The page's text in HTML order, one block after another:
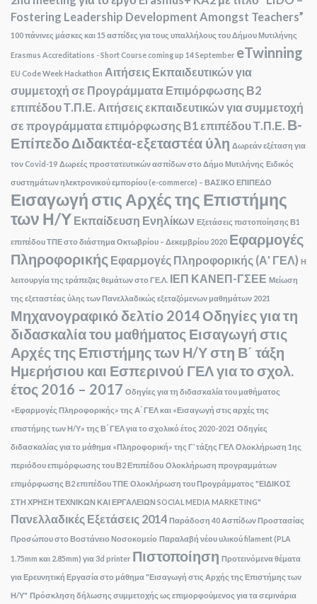
Fostering Leadership Development Amongst Teachers”
100 πάνινες μάσκες και 15 ασπίδες για τους υπαλλήλους του Δήμου Μυτιλήνης
Erasmus Accreditations - Short Course coming up 14 September eTwinning
EU Code Week Hackathon Αιτήσεις Εκπαιδευτικών για
συμμετοχή σε Προγράμματα Επιμόρφωσης Β2
επιπέδου Τ.Π.Ε. Αιτήσεις εκπαιδευτικών για συμμετοχή
σε προγράμματα επιμόρφωσης Β1 επιπέδου Τ.Π.Ε. Β-
ΕπίπεδοΔιδακτέα-εξεταστέα ύλη Δωρεάν εξέταση για
τον Covid-19 Δωρεές προστατευτικών ασπίδων στο Δήμο Μυτιλήνης Ειδικός
συστημάτων ηλεκτρονικού εμπορίου (e-commerce) – ΒΑΣΙΚΟ ΕΠΙΠΕΔΟ
Εισαγωγή στις Αρχές της Επιστήμης
των Η/Υ Εκπαίδευση Ενηλίκων Εξετάσεις πιστοποίησης Β1
επιπέδου ΤΠΕ στο διάστημα Οκτωβρίου – Δεκεμβρίου 2020 Εφαρμογές
Πληροφορικής Εφαρμογές Πληροφορικής (Α' ΓΕΛ) Η
λειτουργία της τράπεζας θεμάτων στο ΓΕ.Λ. ΙΕΠ ΚΑΝΕΠ-ΓΣΕΕ Μείωση
της εξεταστέας ύλης των Πανελλαδικώς εξεταζόμενων μαθημάτων 2021
Μηχανογραφικό δελτίο 2014 Οδηγίες για τη
διδασκαλία του μαθήματος Εισαγωγή στις
Αρχές της Επιστήμης των Η/Υ στη Β΄ τάξη
Ημερήσιου και Εσπερινού ΓΕΛ για το σχολ.
έτος 2016 – 2017 Οδηγίες για τη διδασκαλία του μαθήματος
«Εφαρμογές Πληροφορικής» της Α ́ ΓΕΛ και «Εισαγωγή στις αρχές της
επιστήμης των Η/Υ» της Β ́ ΓΕΛ για το σχολικό έτος 2020-2021 Οδηγίες
διδασκαλίας για το μάθημα «Πληροφορική» της Γ’ τάξης ΓΕΛ Ολοκλήρωση 1ης
περιόδου επιμόρφωσης του Β2 Επιπέδου Ολοκλήρωση προγραμμάτων
επιμόρφωσης Β2 επιπέδου ΤΠΕ Ολοκλήρωση του Προγράμματος "ΕΙΔΙΚΟΣ
ΣΤΗ ΧΡΗΣΗ ΤΕΧΝΙΚΩΝ ΚΑΙ ΕΡΓΑΛΕΙΩΝ SOCIAL MEDIA MARKETING"
Πανελλαδικές Εξετάσεις 2014 Παράδοση 40 Ασπίδων Προστασίας
Προσώπου στο Βοστάνειο Νοσοκομείο Παραλαβή νέου υλικού filament (PLA
1.75mm και 2.85mm) για 3d printer Πιστοποίηση Προτεινόμενα θέματα
για Ερευνητική Εργασία στο μάθημα "Εισαγωγή στις Αρχής της Επιστήμης των
Η/Υ" Πρόσκληση δήλωσης συμμετοχής ως επιμορφούμενος για τα σεμινάρια